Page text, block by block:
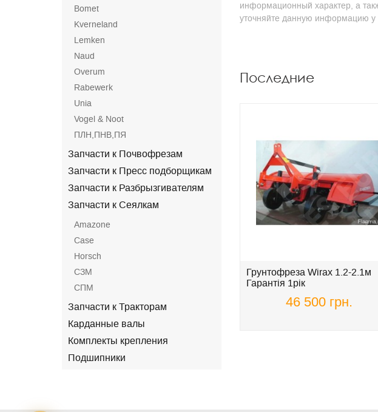
Bomet
Kverneland
Lemken
Naud
Overum
Rabewerk
Unia
Vogel & Noot
ПЛН,ПНВ,ПЯ
Запчасти к Почвофрезам
Запчасти к Пресс подборщикам
Запчасти к Разбрызгивателям
Запчасти к Сеялкам
Amazone
Case
Horsch
СЗМ
СПМ
Запчасти к Тракторам
Карданные валы
Комплекты крепления
Подшипники
информационный характер, а
уточняйте данную информацию у
Последние
Культиватор КПГ- 6-01 (c S-
образной стойкой
Eurozappa)Державна...
696 000 грн.
Грунтофреза Wirax 1.2-2.1м
Гарантія 1рік
46 500 грн.